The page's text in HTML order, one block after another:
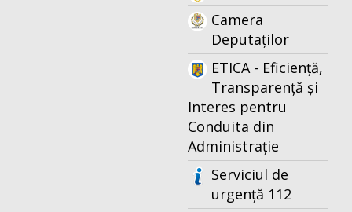
Camera
Deputaților
ETICA - Eficiență,
Transparență și
Interes pentru
Conduita din
Administrație
Serviciul de
urgență 112